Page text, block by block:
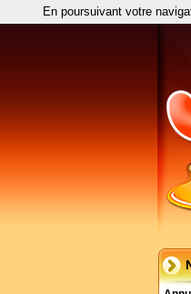
En poursuivant votre